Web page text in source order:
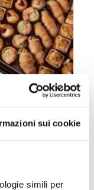
sui cookie
simili per